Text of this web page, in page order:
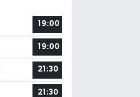
19:00
19:00
21:30
21:30